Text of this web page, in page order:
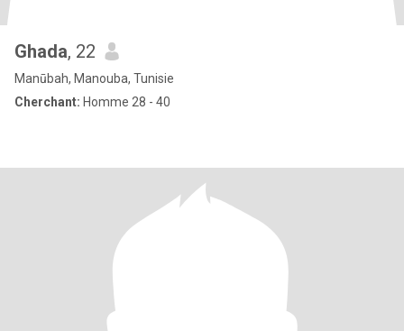
Ghada, 22
Manūbah, Manouba, Tunisie
Cherchant: Homme 28 - 40